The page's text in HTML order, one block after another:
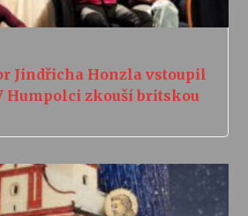
Jindřicha Honzla vstoupil
Humpolci zkouší britskou